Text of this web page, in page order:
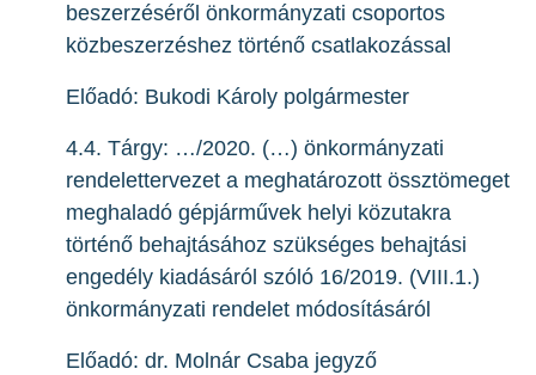
beszerzéséről önkormányzati csoportos
közbeszerzéshez történő csatlakozással
Előadó: Bukodi Károly polgármester
4.4. Tárgy: …/2020. (…) önkormányzati
rendelettervezet a meghatározott össztömeget
meghaladó gépjárművek helyi közutakra
történő behajtásához szükséges behajtási
engedély kiadásáról szóló 16/2019. (VIII.1.)
önkormányzati rendelet módosításáról
Előadó: dr. Molnár Csaba jegyző